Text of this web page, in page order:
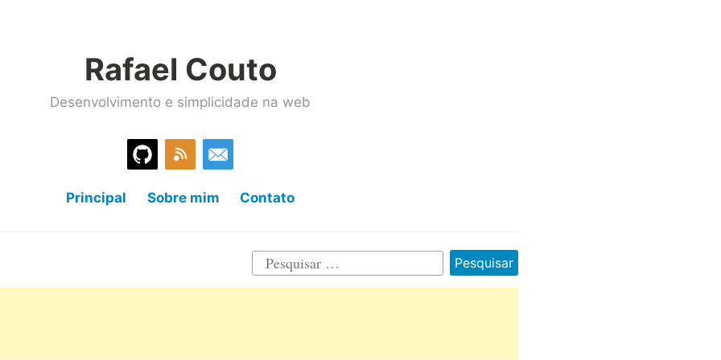
Rafael Couto
Desenvolvimento e simplicidade na web
Principal Sobre mim Contato
Pesquisar
por: